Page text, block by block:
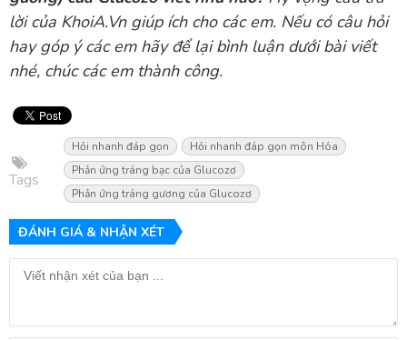
lời của KhoiA.Vn giúp ích cho các em. Nếu có câu hỏi
hay góp ý các em hãy để lại bình luận dưới bài viết
nhé, chúc các em thành công.
Tags
Hỏi nhanh đáp gọn
Hỏi nhanh đáp gọn môn Hóa
Phản ứng tráng bạc của Glucozơ
Phản ứng tráng gương của Glucozơ
ĐÁNH GIÁ & NHẬN XÉT